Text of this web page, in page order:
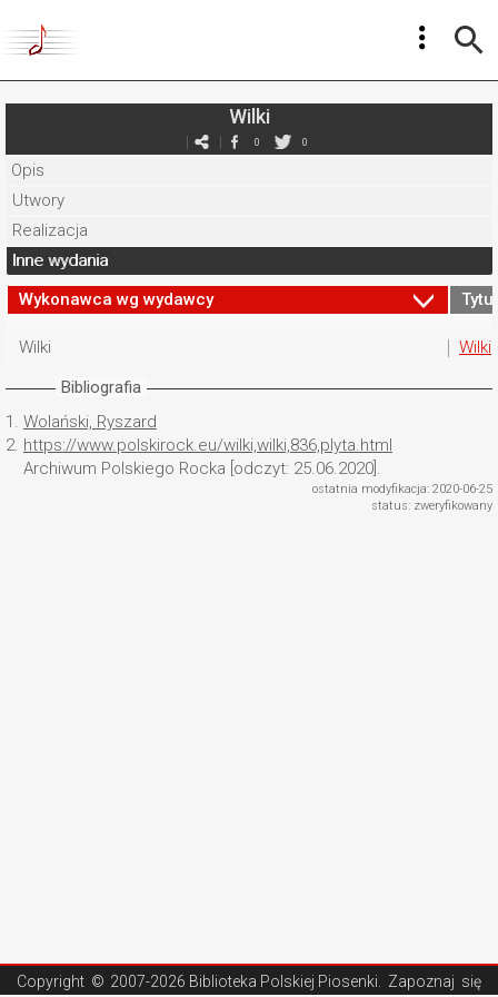
Wilki
0 0
Opis
Utwory
Realizacja
Inne wydania
Wykonawca wg wydawcy
Tytuł
Wilki
Wilki
Bibliografia
1. Wolański, Ryszard
2. https://www.polskirock.eu/wilki,wilki,836,plyta.html
Archiwum Polskiego Rocka [odczyt: 25.06.2020].
ostatnia modyfikacja: 2020-06-25
status: zweryfikowany
Copyright © 2007-2026 Biblioteka Polskiej Piosenki . Zapoznaj się